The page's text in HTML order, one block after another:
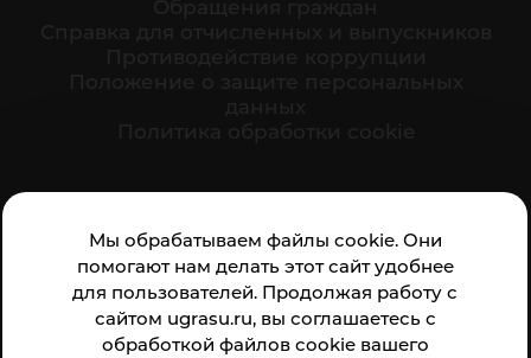
Мы обрабатываем файлы cookie. Они
помогают нам делать этот сайт удобнее
для пользователей. Продолжая работу с
сайтом ugrasu.ru, вы соглашаетесь с
обработкой файлов cookie вашего
организации: